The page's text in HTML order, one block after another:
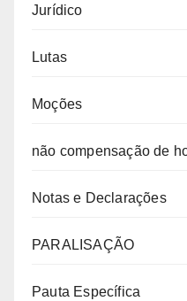
Jurídico
Lutas
Moções
não compensação de
Notas e Declarações
PARALISAÇÃO
Pauta Específica